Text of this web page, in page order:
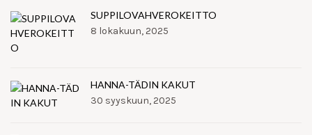
SUPPILOVAHVEROKEITTO
8 lokakuun, 2025
HANNA-TÄDIN KAKUT
30 syyskuun, 2025